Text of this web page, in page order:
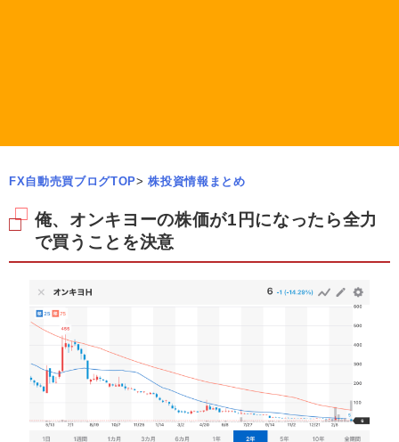
FX自動売買ブログTOP> 株投資情報まとめ
俺、オンキヨーの株価が1円になったら全力
で買うことを決意